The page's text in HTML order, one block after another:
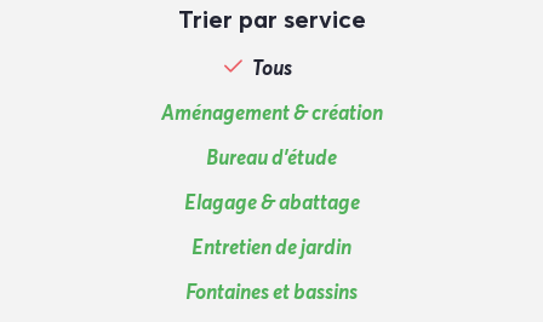
Trier par service
Tous
Aménagement & création
Bureau d'étude
Elagage & abattage
Entretien de jardin
Fontaines et bassins